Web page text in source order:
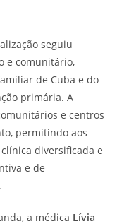
seguiu
e comunitário,
de Cuba e do
primária. A
e centros
permitindo aos
diversificada e
e de
a médica Lívia